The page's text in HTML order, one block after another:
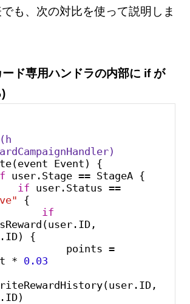
も、次の対比を使って説明しま
ド専用ハンドラの内部に if が
(h
Event) {
user.Stage == StageA {
if
user.Status ==
{
if
{
* 0.03